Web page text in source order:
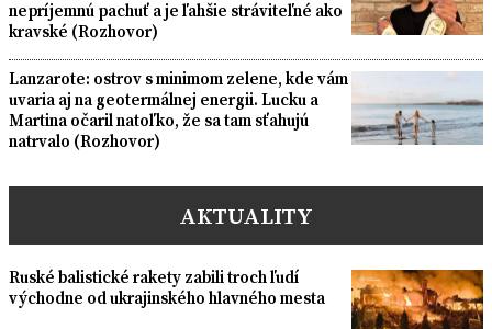
nepríjemnú pachuť a je ľahšie stráviteľné ako
kravské (Rozhovor)
Lanzarote: ostrov s minimom zelene, kde vám
uvaria aj na geotermálnej energii. Lucku a
Martina očaril natoľko, že sa tam sťahujú
natrvalo (Rozhovor)
AKTUALITY
Ruské balistické rakety zabili troch ľudí
východne od ukrajinského hlavného mesta